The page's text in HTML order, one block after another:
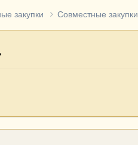
закупки Совместные закупки